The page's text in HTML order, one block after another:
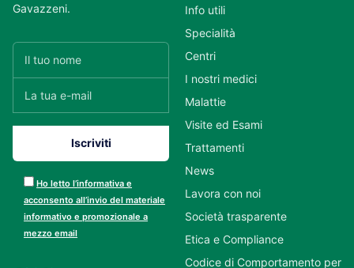
Gavazzeni.
Ho letto l’informativa e
acconsento all’invio del materiale
informativo e promozionale a
mezzo email
Info utili
Specialità
Centri
I nostri medici
Malattie
Visite ed Esami
Trattamenti
News
Lavora con noi
Società trasparente
Etica e Compliance
Codice di Comportamento per